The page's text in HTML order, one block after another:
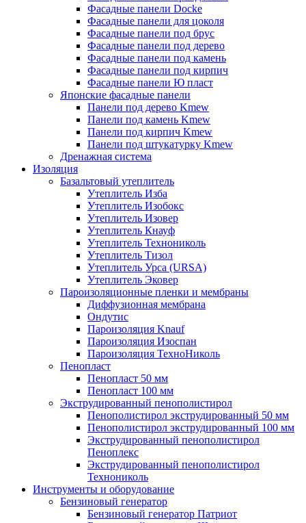
Фасадные панели Docke
Фасадные панели для цоколя
Фасадные панели под брус
Фасадные панели под дерево
Фасадные панели под камень
Фасадные панели под кирпич
Фасадные панели Ю пласт
Японские фасадные панели
Панели под дерево Kmew
Панели под камень Kmew
Панели под кирпич Kmew
Панели под штукатурку Kmew
Дренажная система
Изоляция
Базальтовый утеплитель
Утеплитель Изба
Утеплитель Изобокс
Утеплитель Изовер
Утеплитель Кнауф
Утеплитель Технониколь
Утеплитель Тизол
Утеплитель Урса (URSA)
Утеплитель Эковер
Пароизоляционные пленки и мембраны
Диффузионная мембрана
Ондутис
Пароизоляция Knauf
Пароизоляция Изоспан
Пароизоляция ТехноНиколь
Пенопласт
Пенопласт 50 мм
Пенопласт 100 мм
Экструдированный пенополистирол
Пенополистирол экструдированный 50 мм
Пенополистирол экструдированный 100 мм
Экструдированный пенополистирол
Пеноплекс
Экструдированный пенополистирол
Технониколь
Инструменты и оборудование
Бензиновый генератор
Бензиновый генератор Патриот